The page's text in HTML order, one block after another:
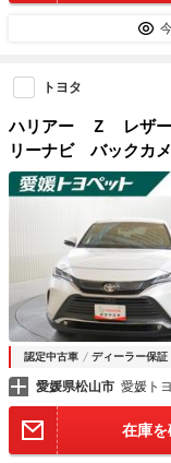
トヨタ
ハリアー Ｚ レザ
リーナビ バックカ
ラレコ ＬＥＤヘッ
認定中古車 ディーラー保証
愛媛県松山市 愛媛ト
在庫